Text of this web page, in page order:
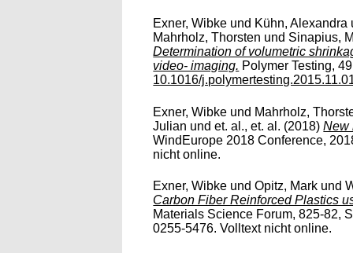
Exner, Wibke und Kühn, Alexandra
Mahrholz, Thorsten und Sinapius,
Determination of volumetric
video- imaging. Polymer Testing,
10.1016/
Exner, Wibke und Mahrholz,
Julian undet. al., et. al. (2018)New
WindEurope 2018 Conference,
nicht online.
Exner, Wibke undOpitz, Mark und
Carbon Fiber Reinforced Plastics
Materials Science Forum, 825-82,
0255-5476. Volltext nicht online.